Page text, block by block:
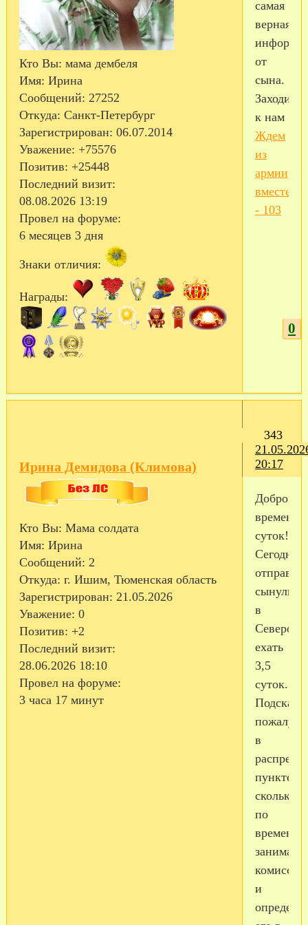
Кто Вы: мама дембеля
Имя: Ирина
Сообщений: 27252
Откуда: Санкт-Петербург
Зарегистрирован: 06.07.2014
Уважение: +75576
Позитив: +25448
Последний визит:
08.08.2026 13:19
Провел на форуме:
6 месяцев 3 дня
Знаки отличия:
Награды:
самая
верная
от
сына.
Заходите
к нам
Ждем
из
армии
вместе
- 103
0
343
20:17
Ирина Демидова (Климова)
Кто Вы: Мама солдата
Имя: Ирина
Сообщений: 2
Откуда: г. Ишим, Тюменская область
Зарегистрирован: 21.05.2026
Уважение: 0
Позитив: +2
Последний визит:
28.06.2026 18:10
Провел на форуме:
3 часа 17 минут
Доброго
времени
суток!
Сегодня
сынулю
в
ехать
3,5
суток.
в
пункте,
сколько
по
времени
занимает
комиссия
и